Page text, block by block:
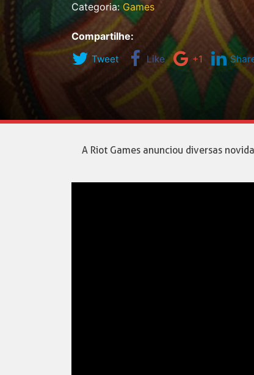
Categoria: Games
Compartilhe:
Tweet Like +1
A Riot Games anunciou diversas